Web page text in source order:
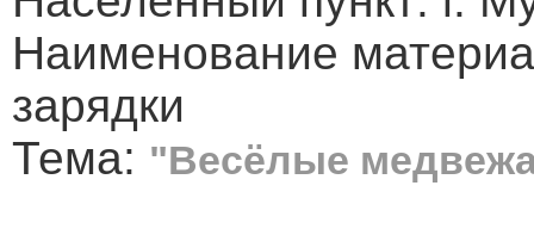
Наименование
зарядки
Тема: "Весёлые